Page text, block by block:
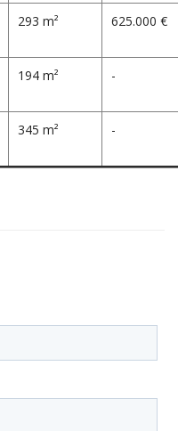
293 m² 625.000 €
194 m² -
345 m² -